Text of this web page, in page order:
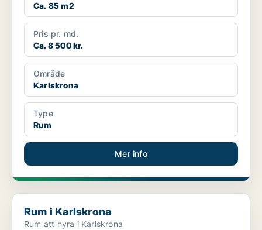
Ca. 85 m2
Pris pr. md.
Ca. 8 500 kr.
Område
Karlskrona
Type
Rum
Mer info
Rum i Karlskrona
Rum i Karlskrona
Rum att hyra i Karlskrona